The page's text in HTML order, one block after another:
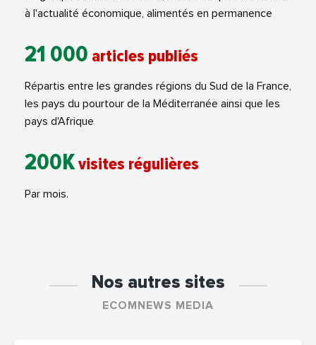
à l'actualité économique, alimentés en permanence
21 000 articles publiés
Répartis entre les grandes régions du Sud de la France,
les pays du pourtour de la Méditerranée ainsi que les
pays d'Afrique
200Kvisites régulières
Par mois.
Nos autres sites
ECOMNEWS MEDIA